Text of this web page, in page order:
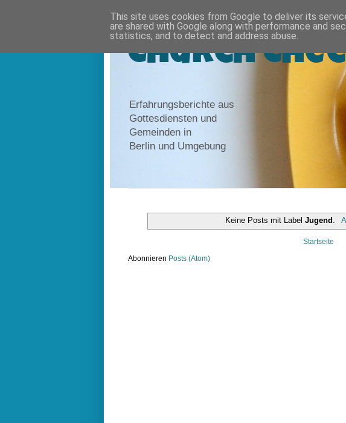
Church
Erfahrungsberichte aus
Gottesdiensten und
Gemeinden in
Berlin und Umgebung
Keine Posts mit LabelJugend
Startseite
Abonnieren Posts (Atom)
This site uses cookies from Google to deliver its
are shared with Google along with performance and
statistics, and to detect and address abuse.